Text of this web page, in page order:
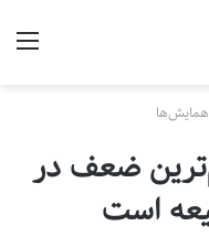
همایش‌ها
ضعف در
است